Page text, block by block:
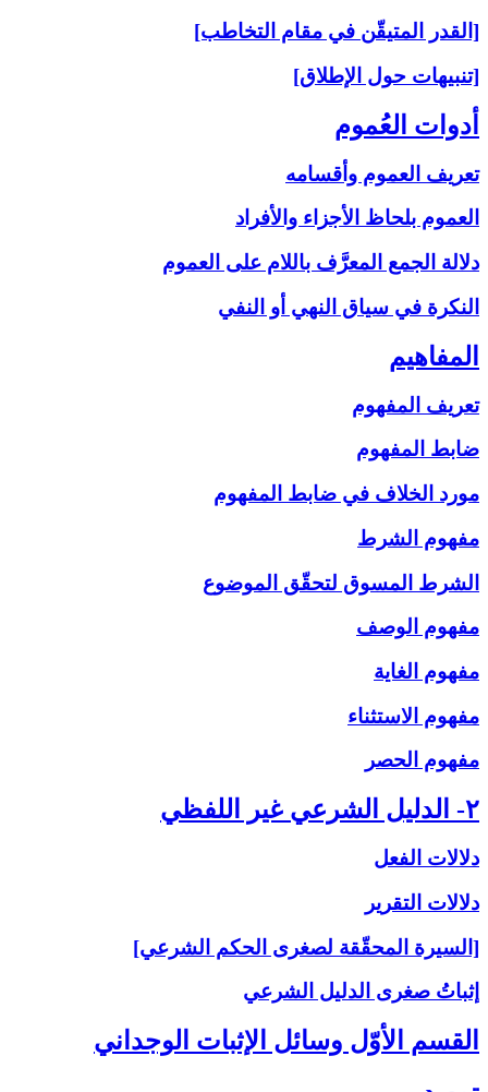
[القدر المتيقّن في مقام التخاطب]
[تنبيهات حول الإطلاق]
أدوات العُموم
تعريف العموم وأقسامه
العموم بلحاظ الأجزاء والأفراد
دلالة الجمع المعرَّف باللام على‏ العموم
النكرة في سياق النهي أو النفي
المفاهيم‏
تعريف المفهوم
ضابط المفهوم
مورد الخلاف في ضابط المفهوم
مفهوم الشرط
الشرط المسوق لتحقّق الموضوع
مفهوم الوصف
مفهوم الغاية
مفهوم الاستثناء
مفهوم الحصر
۲- الدليل الشرعي غير اللفظي
دلالات الفعل
دلالات التقرير
[السيرة المحقّقة لصغرى الحكم الشرعي]
إثباتُ‏ صغرى‏ الدليل الشرعي‏
القسم الأوّل وسائل الإثبات الوجداني